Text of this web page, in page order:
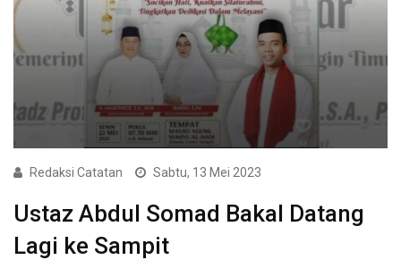
Redaksi Catatan Sabtu, 13 Mei 2023
Ustaz Abdul Somad Bakal Datang
Lagi ke Sampit